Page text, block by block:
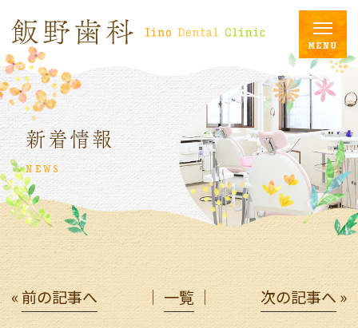
新着情報
NEWS
« 前の記事へ │ 一覧 │ 次の記事へ»